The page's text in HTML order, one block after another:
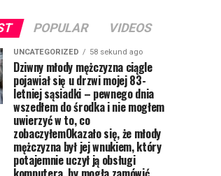
POPULAR VIDEOS
UNCATEGORIZED 58 sekund ago
Dziwny młody mężczyzna ciągle
pojawiał się u drzwi mojej 83-
letniej sąsiadki – pewnego dnia
wszedłem do środka i nie mogłem
uwierzyć w to, co
zobaczyłemOkazało się, że młody
mężczyzna był jej wnukiem, który
potajemnie uczył ją obsługi